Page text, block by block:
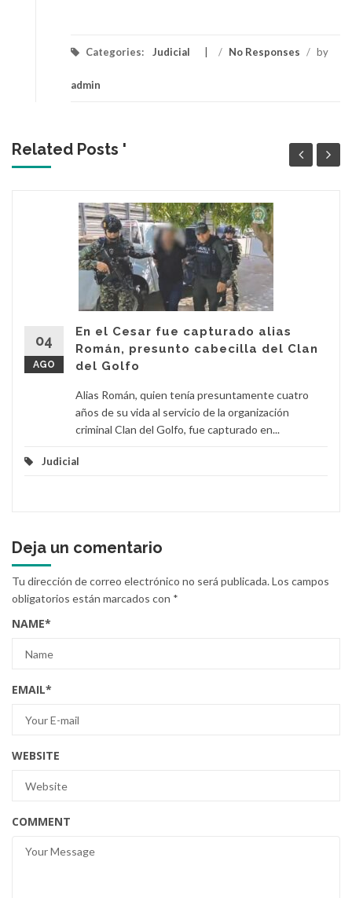
Categories: Judicial / No Responses / by
admin
Related Posts '
04
AGO
En el Cesar fue capturado alias
Román, presunto cabecilla del Clan
del Golfo
Alias Román, quien tenía presuntamente cuatro
años de su vida al servicio de la organización
criminal Clan del Golfo, fue capturado en...
Judicial
Deja un comentario
Tu dirección de correo electrónico no será publicada.Los campos
obligatorios están marcados con *
NAME*
EMAIL*
WEBSITE
COMMENT